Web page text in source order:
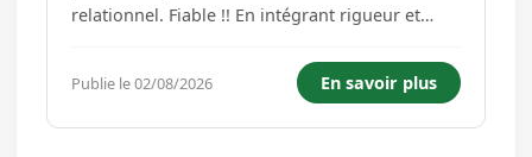
relationnel. Fiable !! En intégrant rigueur et
réaliser avec implication les tâches qui vous
seront confiées Poste à temps plein 35h
semaine Travail le dimanch...
Publie le 02/08/2026 En savoir plus